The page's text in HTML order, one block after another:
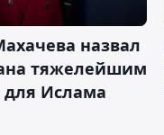
назвал
тяжелейшим
Ислама